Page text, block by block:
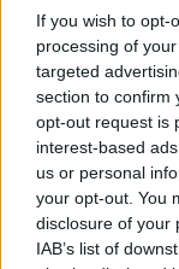
If you wish to opt-
processing of
targeted
section to confirm
opt-out request is
interest-based
us or personal
your opt-out. You
disclosure of your
IAB’s list of
vila
Žmonės